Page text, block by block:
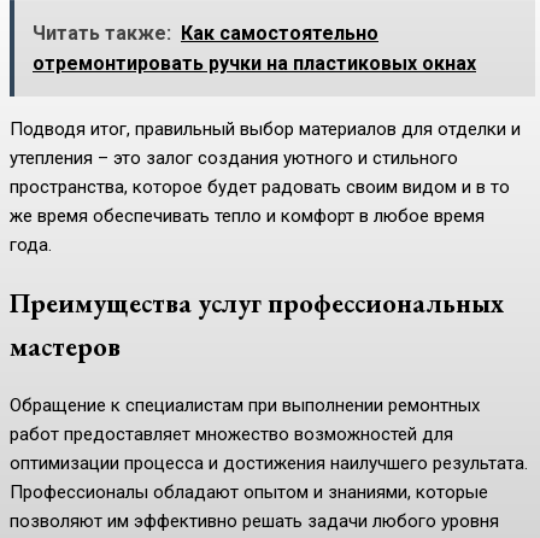
Читать также: Как самостоятельно
отремонтировать ручки на пластиковых окнах
Подводя итог, правильный выбор материалов для отделки и
утепления – это залог создания уютного и стильного
пространства, которое будет радовать своим видом и в то
же время обеспечивать тепло и комфорт в любое время
года.
Преимущества услуг профессиональных
мастеров
Обращение к специалистам при выполнении ремонтных
работ предоставляет множество возможностей для
оптимизации процесса и достижения наилучшего результата.
Профессионалы обладают опытом и знаниями, которые
позволяют им эффективно решать задачи любого уровня